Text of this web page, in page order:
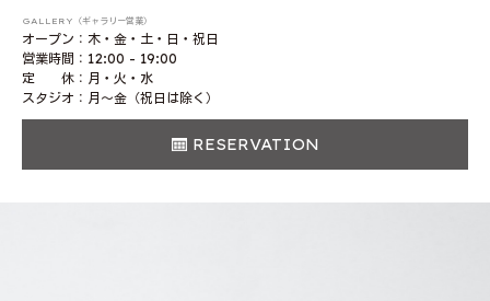
GALLERY（ギャラリー営業）
オープン：木・金・土・日・祝日
営業時間：12:00 - 19:00
定 休：月・火・水
スタジオ：月〜金（祝日は除く）
RESERVATION